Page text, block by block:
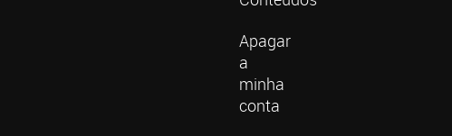
Apagar
a
minha
conta